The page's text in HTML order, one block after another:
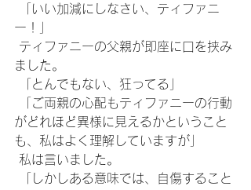
ー！」
ました。
「とんでもない、狂ってる」
がどれほど異様に見えるかということ
も、私はよく理解していますが」
私は言いました。